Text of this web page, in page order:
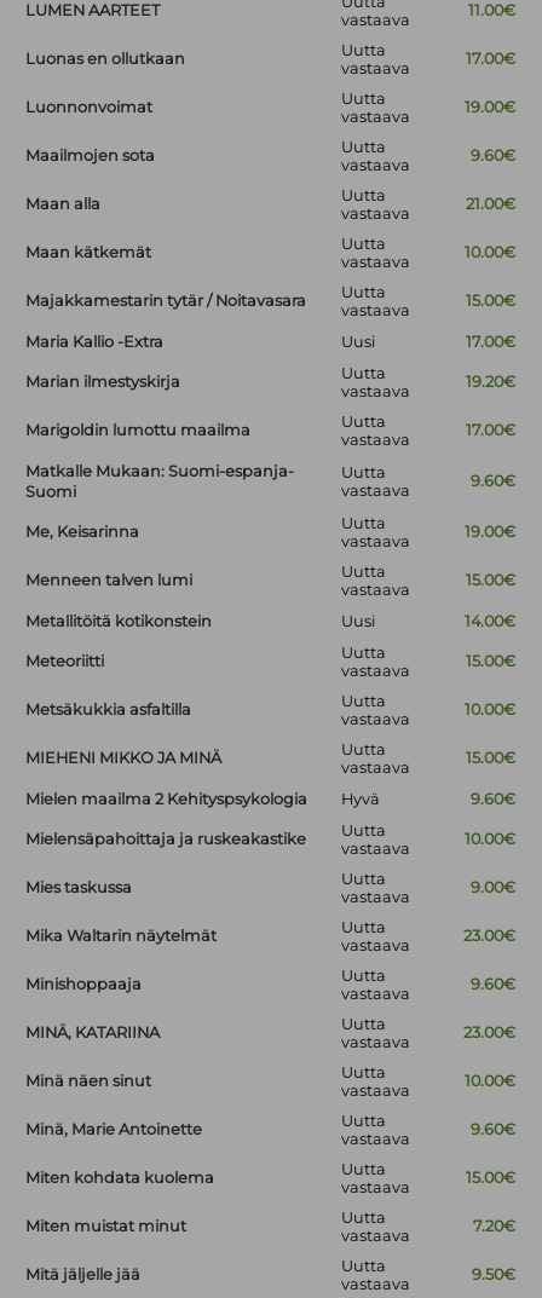
LUMEN AARTEET
vastaava
11.00€
Luonas en ollutkaan
Uutta
vastaava
17.00€
Luonnonvoimat
Uutta
vastaava
19.00€
Maailmojen sota
Uutta
vastaava
9.60€
Maan alla
Uutta
vastaava
21.00€
Maan kätkemät
Uutta
vastaava
10.00€
Majakkamestarin tytär / Noitavasara
Uutta
vastaava
15.00€
Maria Kallio -Extra Uusi 17.00€
Marian ilmestyskirja
Uutta
vastaava
19.20€
Marigoldin lumottu maailma
Uutta
vastaava
17.00€
Matkalle Mukaan: Suomi-espanja-
Suomi
Uutta
vastaava
9.60€
Me, Keisarinna
Uutta
vastaava
19.00€
Menneen talven lumi
Uutta
vastaava
15.00€
Metallitöitä kotikonstein Uusi 14.00€
Meteoriitti
Uutta
vastaava
15.00€
Metsäkukkia asfaltilla
Uutta
vastaava
10.00€
MIEHENI MIKKO JA MINÄ
Uutta
vastaava
15.00€
Mielen maailma 2 Kehityspsykologia Hyvä 9.60€
Mielensäpahoittaja ja ruskeakastike
Uutta
vastaava
10.00€
Mies taskussa
Uutta
vastaava
9.00€
Mika Waltarin näytelmät
Uutta
vastaava
23.00€
Minishoppaaja
Uutta
vastaava
9.60€
MINÄ, KATARIINA
Uutta
vastaava
23.00€
Minä näen sinut
Uutta
vastaava
10.00€
Minä, Marie Antoinette
Uutta
vastaava
9.60€
Miten kohdata kuolema
Uutta
vastaava
15.00€
Miten muistat minut
Uutta
vastaava
7.20€
Mitä jäljelle jää
Uutta
vastaava
9.50€